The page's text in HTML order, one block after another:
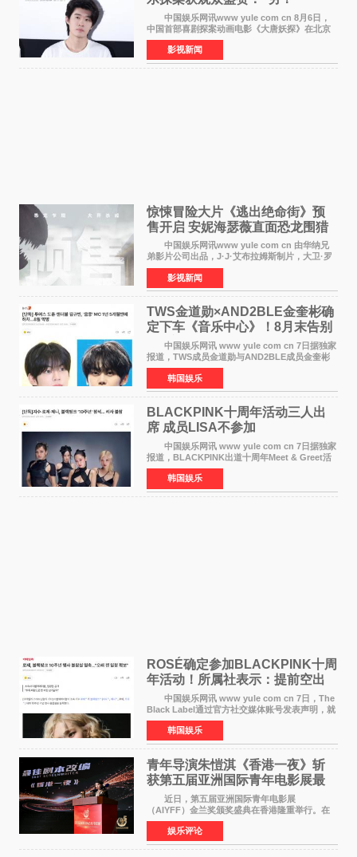
中国娱乐网讯www yule com cn 8月6日，
中国首部喜剧探案动画电影《大唐妖探》在北京
举办电影首映礼。导演程腾、联合导演黄珉、总
制片人曹紫建、制片人李莹莹，配音导演张喆，
对白指导程寅，领
影视新闻
惊悚冒险大片《逃出绝命街》预
售开启 安妮海瑟薇直面恐龙围猎
中国娱乐网讯www yule com cn 由华纳兄
弟影片公司出品，J·J·艾布拉姆斯制片，大卫·罗
伯特·米切尔执导，好莱坞巨星安妮·海瑟薇和伊万
·麦克格雷格领衔主演的2026暑期惊悚冒险大片
《逃出绝
影视新闻
TWS金道勋×AND2BLE金奎彬确
定下车《音乐中心》！8月末告别
MC席位
中国娱乐网讯 www yule com cn 7日据独家
报道，TWS成员金道勋与AND2BLE成员金奎彬
将于8月离开《音乐中心》MC的位置。 金道
勋与金奎彬于去年3月与H2H A-NA一起被选为
《音乐中心》MC，约1
韩国娱乐
BLACKPINK十周年活动三人出
席 成员LISA不参加
中国娱乐网讯 www yule com cn 7日据独家
报道，BLACKPINK出道十周年Meet & Greet活
动将由智秀、ROS&Eacute;、JENNIE出席，
LISA将缺席。 此前BLACKPINK所属社YG并
未为组合出道十周年做
韩国娱乐
ROSÉ确定参加BLACKPINK十周
年活动！所属社表示：提前空出
了时间
中国娱乐网讯 www yule com cn 7日，The
Black Label通过官方社交媒体账号发表声明，就
近期网络上关于ROS&Eacute;个人行程及是否参
加BLACKPINK出道纪念活动的种种猜测作出正
式回应。 Th
韩国娱乐
青年导演朱愷淇《香港一夜》斩
获第五届亚洲国际青年电影展最
佳剧本改编奖
近日，第五届亚洲国际青年电影展
（AIYFF）金兰奖颁奖盛典在香港隆重举行。在
这场汇聚数百位海内外电影人、文化界人士及媒
体代表的亚洲青年影视盛会上，香港本土电影
《香港一夜》（Dawn in Ho
娱乐评论